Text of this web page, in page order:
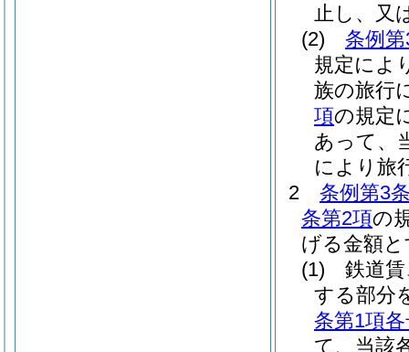
止し、又
(2)
条例
規定によ
族の旅行
項の規定
あって、
により旅
2
条例第3
条第2項の
げる金額
(1)
鉄道
する部分
条第1項
て、当該